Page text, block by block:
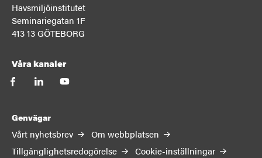
Havsmiljöinstitutet
Seminariegatan 1F
413 13 GÖTEBORG
Våra kanaler
facebooklinkedinyoutube
Genvägar
Vårt nyhetsbrev
Om webbplatsen
Tillgänglighetsredogörelse
Cookie-inställningar